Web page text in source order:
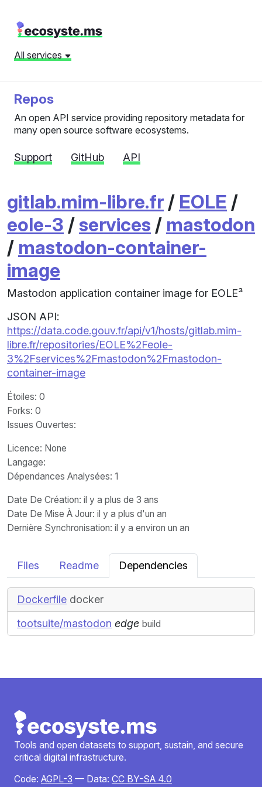
All services
Repos
An open API service providing repository metadata for
many open source software ecosystems.
Support GitHub API
gitlab.mim-libre.fr / EOLE /
eole-3 /services / mastodon
/ mastodon-container-
image
Mastodon application container image for EOLE³
JSON API:
https://data.code.gouv.fr/api/v1/hosts/gitlab.mim-
libre.fr/repositories/EOLE%2Feole-
3%2Fservices%2Fmastodon%2Fmastodon-
container-image
Étoiles: 0
Forks: 0
Issues Ouvertes:
Licence: None
Langage:
Dépendances Analysées: 1
Date De Création: il y a plus de 3 ans
Date De Mise À Jour: il y a plus d'un an
Dernière Synchronisation: il y a environ un an
Files Readme Dependencies
Dockerfile docker
tootsuite/mastodon edge build
Tools and open datasets to support, sustain, and secure
critical digital infrastructure.
Code: AGPL-3 — Data: CC BY-SA 4.0